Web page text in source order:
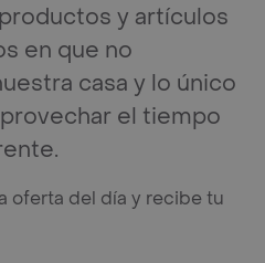
y artículos
en que no
casa y lo único
el tiempo
oferta del día y recibe tu